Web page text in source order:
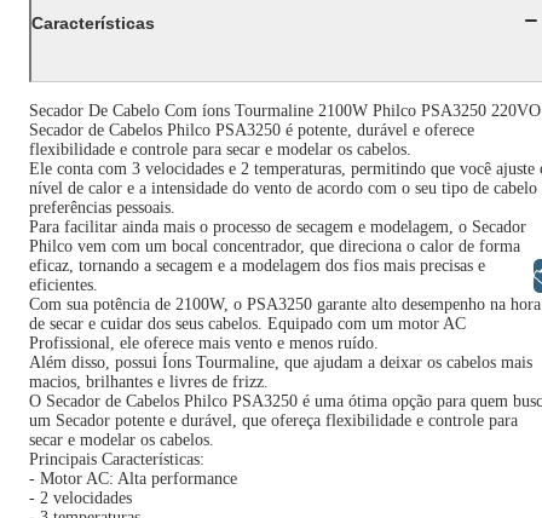
Características
Secador De Cabelo Com íons Tourmaline 2100W Philco PSA3250 220VO
Secador de Cabelos Philco PSA3250 é potente, durável e oferece
flexibilidade e controle para secar e modelar os cabelos.
Ele conta com 3 velocidades e 2 temperaturas, permitindo que você ajuste
nível de calor e a intensidade do vento de acordo com o seu tipo de cabelo
preferências pessoais.
Para facilitar ainda mais o processo de secagem e modelagem, o Secador
Philco vem com um bocal concentrador, que direciona o calor de forma
eficaz, tornando a secagem e a modelagem dos fios mais precisas e
eficientes.
Com sua potência de 2100W, o PSA3250 garante alto desempenho na hora
de secar e cuidar dos seus cabelos. Equipado com um motor AC
Profissional, ele oferece mais vento e menos ruído.
Além disso, possui Íons Tourmaline, que ajudam a deixar os cabelos mais
macios, brilhantes e livres de frizz.
O Secador de Cabelos Philco PSA3250 é uma ótima opção para quem
um Secador potente e durável, que ofereça flexibilidade e controle para
secar e modelar os cabelos.
Principais Características:
- Motor AC: Alta performance
- 2 velocidades
Libras